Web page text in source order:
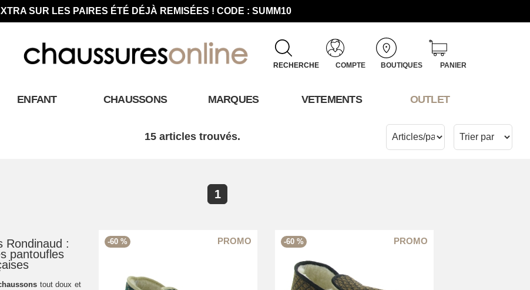
SUR LES PAIRES ÉTÉ DÉJÀ REMISÉES ! CODE : SUMM10
RECHERCHE COMPTE BOUTIQUES PANIER
ENFANT CHAUSSONS MARQUES VETEMENTS OUTLET
15 articles trouvés.
1
Rondinaud :
pantoufles
tout doux et
-60 % -60 %